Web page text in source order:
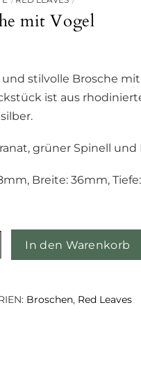
mit Vogel
und stilvolle Brosche
ist aus
grüner Spinell und
Breite: 36mm,
In den Warenkorb
Broschen, Red Leaves